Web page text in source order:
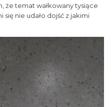
że temat wałkowany tysiące
się nie udało dojść z jakimi